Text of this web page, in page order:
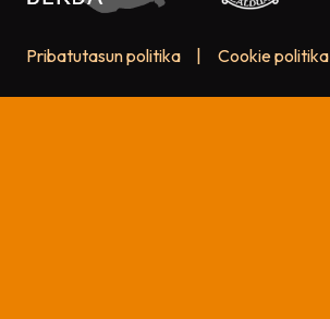
Pribatutasun politika Cookie politika